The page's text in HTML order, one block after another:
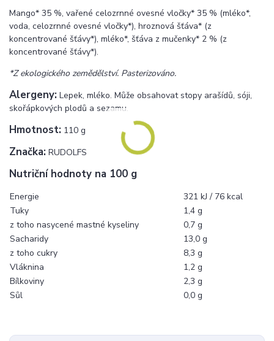
Mango* 35 %, vařené celozrnné ovesné vločky* 35 % (mléko*,
voda, celozrnné ovesné vločky*), hroznová šťáva* (z
koncentrované šťávy*), mléko*, šťáva z mučenky* 2 % (z
koncentrované šťávy*).
*Z ekologického zemědělství. Pasterizováno.
Alergeny: Lepek, mléko. Může obsahovat stopy arašídů, sóji,
skořápkových plodů a sezamu.
Hmotnost: 110 g
Značka: RUDOLFS
Nutriční hodnoty na 100 g
Energie
321 kJ / 76 kcal
Tuky
1,4 g
z toho nasycené mastné kyseliny
0,7 g
Sacharidy
13,0 g
z toho cukry
8,3 g
Vláknina
1,2 g
Bílkoviny
2,3 g
Sůl
0,0 g